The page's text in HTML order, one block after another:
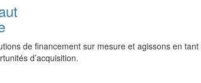
de financement sur mesure et agissons en
d’acquisition.